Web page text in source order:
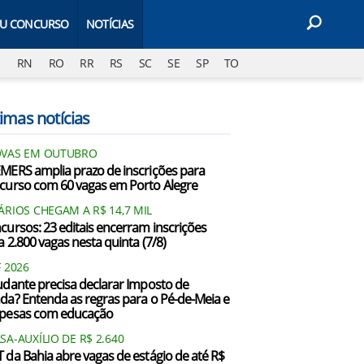
CONCURSO NOTÍCIAS
RN RO RR RS SC SE SP TO
notícias
EM OUTUBRO
amplia prazo de inscrições para
com 60 vagas em Porto Alegre
CHEGAM A R$ 14,7 MIL
23 editais encerram inscrições
2.800 vagas nesta quinta (7/8)
2026
precisa declarar Imposto de
Entenda as regras para o Pé-de-Meia e
com educação
AUXÍLIO DE R$ 2.640
da Bahia abre vagas de estágio de até R$